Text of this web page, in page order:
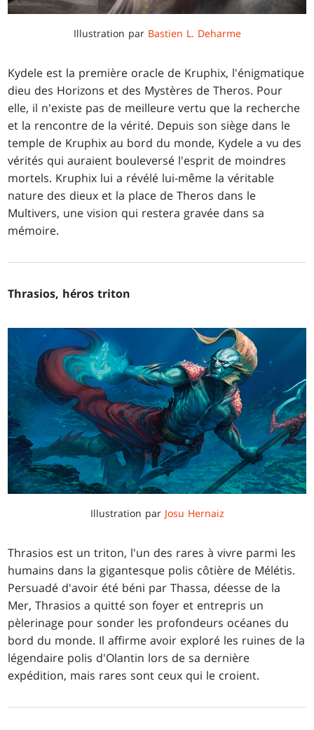
Illustration par Bastien L. Deharme
Kydele est la première oracle de Kruphix, l'énigmatique
dieu des Horizons et des Mystères de Theros. Pour
elle, il n'existe pas de meilleure vertu que la recherche
et la rencontre de la vérité. Depuis son siège dans le
temple de Kruphix au bord du monde, Kydele a vu des
vérités qui auraient bouleversé l'esprit de moindres
mortels. Kruphix lui a révélé lui-même la véritable
nature des dieux et la place de Theros dans le
Multivers, une vision qui restera gravée dans sa
mémoire.
Thrasios, héros triton
Illustration par Josu Hernaiz
Thrasios est un triton, l'un des rares à vivre parmi les
humains dans la gigantesque polis côtière de Mélétis.
Persuadé d'avoir été béni par Thassa, déesse de la
Mer, Thrasios a quitté son foyer et entrepris un
pèlerinage pour sonder les profondeurs océanes du
bord du monde. Il affirme avoir exploré les ruines de la
légendaire polis d'Olantin lors de sa dernière
expédition, mais rares sont ceux qui le croient.